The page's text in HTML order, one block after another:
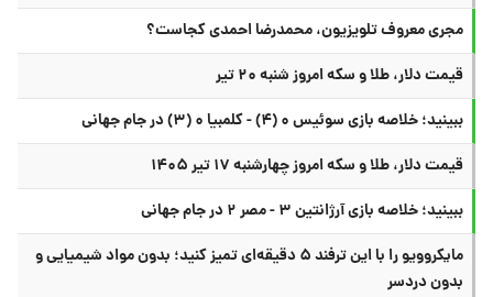
مجری معروف تلویزیون، محمدرضا احمدی کجاست؟
قیمت دلار، طلا و سکه امروز شنبه ۲۰ تیر
ببینید؛ خلاصه بازی سوئیس ۰ (۴) - کلمبیا ۰ (۳) در جام جهانی
قیمت دلار، طلا و سکه امروز چهارشنبه ۱۷ تیر ۱۴۰۵
ببینید؛ خلاصه بازی آرژانتین ۳ - مصر ۲ در جام جهانی
مایکروویو را با این ترفند ۵ دقیقه‌ای تمیز کنید؛ بدون مواد شیمیایی و
بدون دردسر